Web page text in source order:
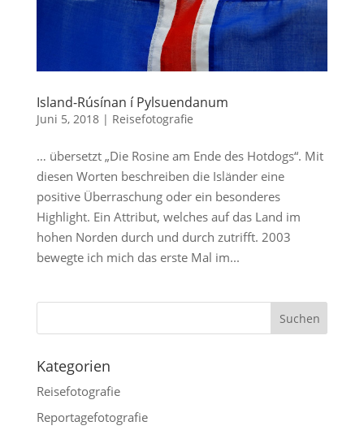
Island-Rúsínan í Pylsuendanum
Juni 5, 2018| Reisefotografie
… übersetzt „Die Rosine am Ende des Hotdogs“. Mit
diesen Worten beschreiben die Isländer eine
positive Überraschung oder ein besonderes
Highlight. Ein Attribut, welches auf das Land im
hohen Norden durch und durch zutrifft. 2003
bewegte ich mich das erste Mal im...
Kategorien
Reisefotografie
Reportagefotografie